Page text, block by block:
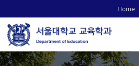
로
메
Home